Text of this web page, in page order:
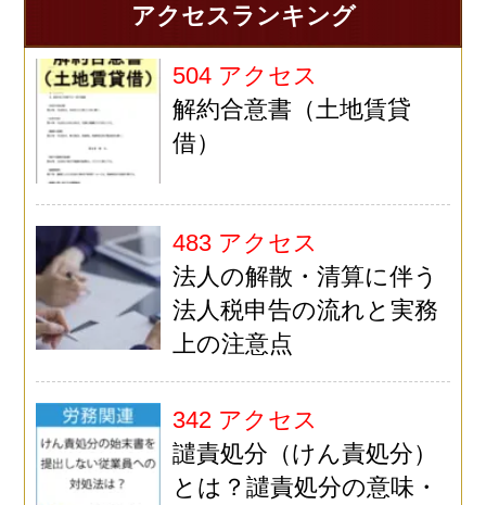
アクセスランキング
504 アクセス
解約合意書（土地賃貸
借）
483 アクセス
法人の解散・清算に伴う
法人税申告の流れと実務
上の注意点
342 アクセス
譴責処分（けん責処分）
とは？譴責処分の意味・